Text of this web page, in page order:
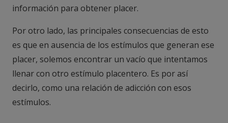
información para obtener placer.
Por otro lado, las principales consecuencias de esto
es que en ausencia de los estímulos que generan ese
placer, solemos encontrar un vacío que intentamos
llenar con otro estímulo placentero. Es por así
decirlo, como una relación de adicción con esos
estímulos.